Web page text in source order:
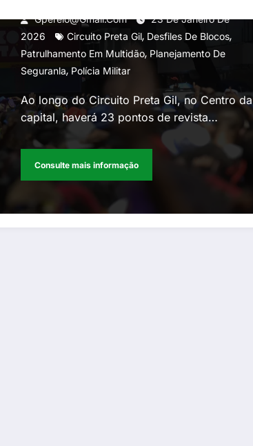
neste fim de semana
Gperelo@gmail.com
23 De Janeiro De
2026
Circuito Preta Gil, Desfiles De Blocos,
Patrulhamento Em Multidão, Planejamento De
Seguranla, Polícia Militar
Ao longo do Circuito Preta Gil, no Centro da
capital, haverá 23 pontos de revista…
Consulte mais informação